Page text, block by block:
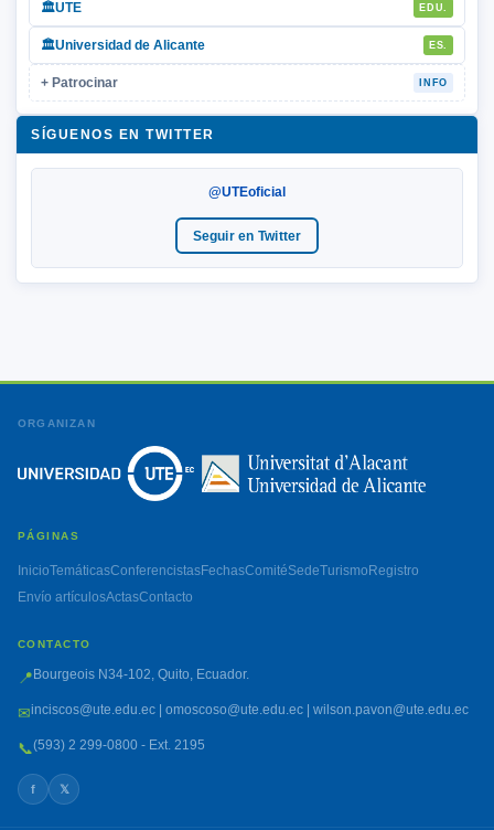
🏛UTE EDU.
🏛Universidad de Alicante ES.
+ Patrocinar INFO
SÍGUENOS EN TWITTER
@UTEoficial
Seguir en Twitter
ORGANIZAN
PÁGINAS
InicioTemáticasConferencistasFechasComitéSedeTurismoRegistro
Envío artículosActasContacto
CONTACTO
📍 Bourgeois N34-102, Quito, Ecuador.
✉inciscos@ute.edu.ec | omoscoso@ute.edu.ec | wilson.pavon@ute.edu.ec
📞(593) 2 299-0800 - Ext. 2195
f 𝕏